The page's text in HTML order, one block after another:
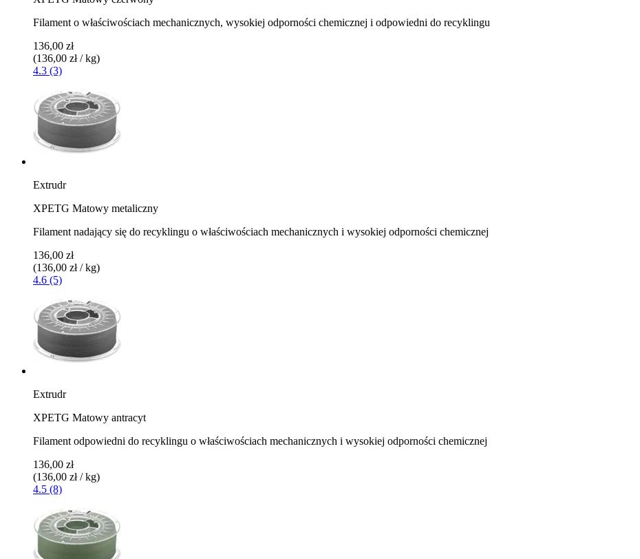
Filament o właściwościach mechanicznych, wysokiej odporności chemicznej i odpowiedni do recyklingu
136,00 zł
(136,00 zł / kg)
4.3 (3)
Extrudr
XPETG Matowy metaliczny
Filament nadający się do recyklingu o właściwościach mechanicznych i wysokiej odporności chemicznej
136,00 zł
(136,00 zł / kg)
4.6 (5)
Extrudr
XPETG Matowy antracyt
Filament odpowiedni do recyklingu o właściwościach mechanicznych i wysokiej odporności chemicznej
136,00 zł
(136,00 zł / kg)
4.5 (8)